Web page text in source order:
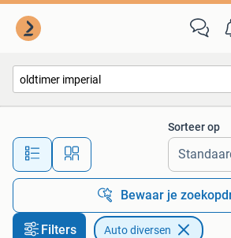
Alle afstanden…
Sorteer op
Bewaar je
Filters Auto diversen